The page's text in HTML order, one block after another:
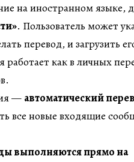
на иностранном языке,
. Пользователь может
перевод, и загрузить
как в личных
— автоматический
все новые входящие
выполняются прямо на